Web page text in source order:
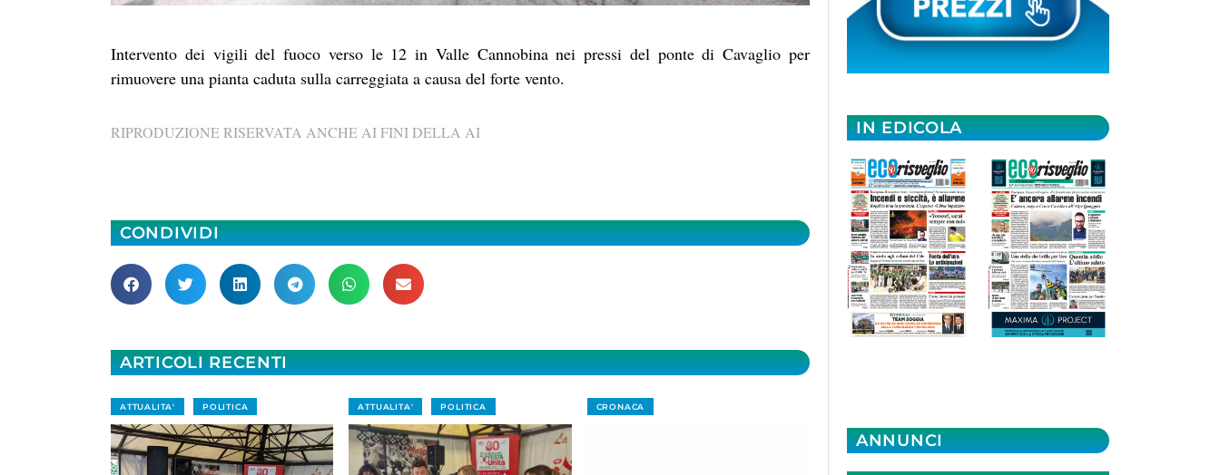
Intervento dei vigili del fuoco verso le 12 in Valle Cannobina nei pressi del ponte di Cavaglio per
rimuovere una pianta caduta sulla carreggiata a causa del forte vento.
RIPRODUZIONE RISERVATA ANCHE AI FINI DELLA AI
CONDIVIDI
ARTICOLI RECENTI
ATTUALITA' POLITICA ATTUALITA' POLITICA CRONACA
IN EDICOLA
ANNUNCI